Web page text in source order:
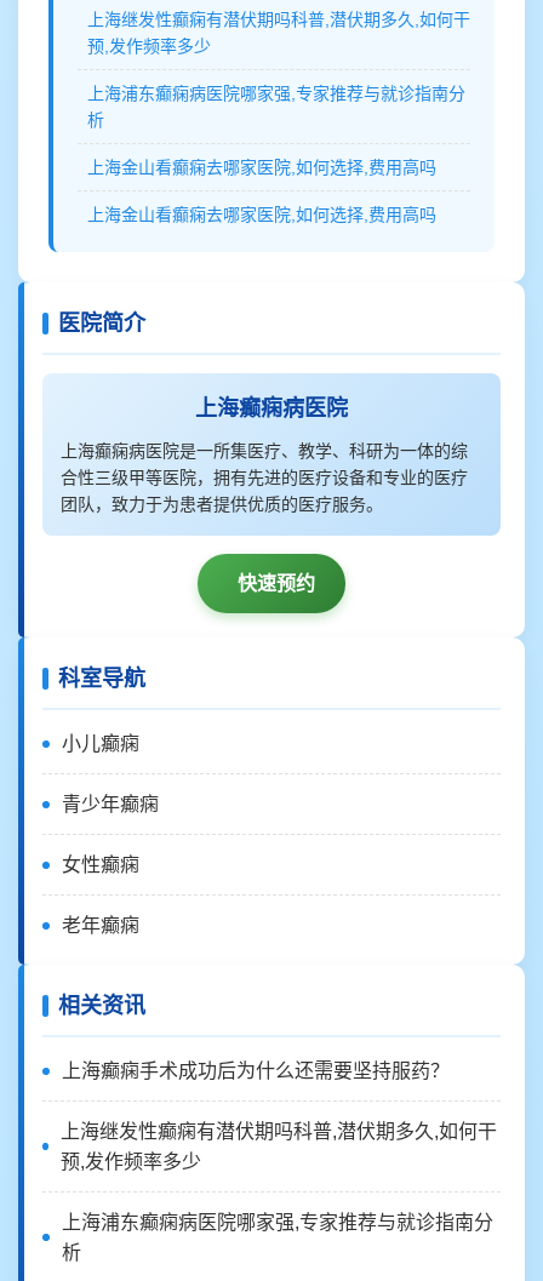
上海继发性癫痫有潜伏期吗科普,潜伏期多久,如何干
预,发作频率多少
上海浦东癫痫病医院哪家强,专家推荐与就诊指南分
析
上海金山看癫痫去哪家医院,如何选择,费用高吗
上海金山看癫痫去哪家医院,如何选择,费用高吗
医院简介
上海癫痫病医院
上海癫痫病医院是一所集医疗、教学、科研为一体的综
合性三级甲等医院，拥有先进的医疗设备和专业的医疗
团队，致力于为患者提供优质的医疗服务。
快速预约
科室导航
小儿癫痫
青少年癫痫
女性癫痫
老年癫痫
相关资讯
上海癫痫手术成功后为什么还需要坚持服药？
上海继发性癫痫有潜伏期吗科普,潜伏期多久,如何干
预,发作频率多少
上海浦东癫痫病医院哪家强,专家推荐与就诊指南分
析